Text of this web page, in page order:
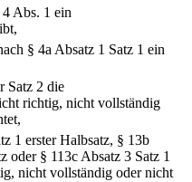
Abs. 1 ein
§ 4a Absatz 1 Satz 1 ein
Satz 2 die
richtig, nicht vollständig
1 erster Halbsatz, § 13b
oder § 113c Absatz 3 Satz 1
nicht vollständig oder nicht